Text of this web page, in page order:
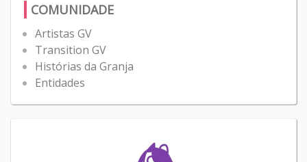
COMUNIDADE
Artistas GV
Transition GV
Histórias da Granja
Entidades